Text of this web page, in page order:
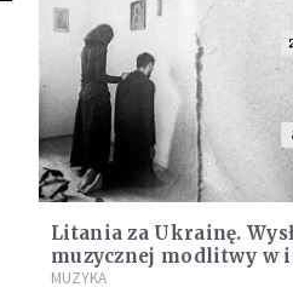
Litania za Ukrainę.
muzycznej modlitwy w
ludzi dotkniętych wojną
MUZYKA